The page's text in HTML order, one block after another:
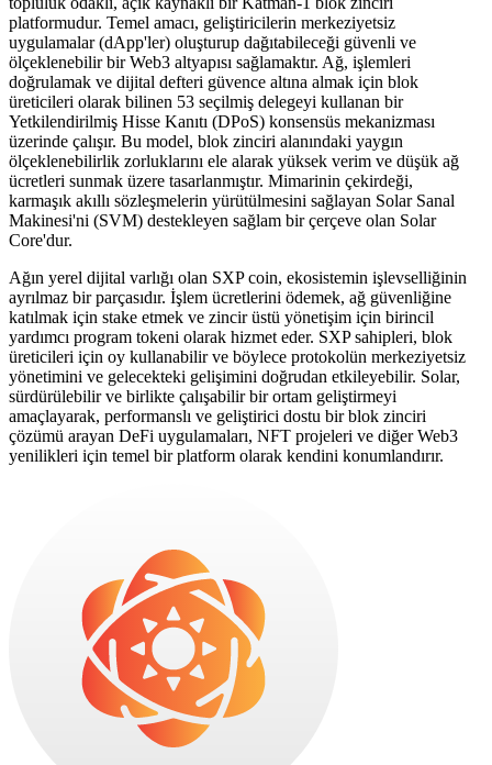
platformudur. Temel amacı, geliştiricilerin merkeziyetsiz
uygulamalar (dApp'ler) oluşturup dağıtabileceği güvenli ve
ölçeklenebilir bir Web3 altyapısı sağlamaktır. Ağ, işlemleri
doğrulamak ve dijital defteri güvence altına almak için blok
üreticileri olarak bilinen 53 seçilmiş delegeyi kullanan bir
Yetkilendirilmiş Hisse Kanıtı (DPoS) konsensüs mekanizması
üzerinde çalışır. Bu model, blok zinciri alanındaki yaygın
ölçeklenebilirlik zorluklarını ele alarak yüksek verim ve düşük ağ
ücretleri sunmak üzere tasarlanmıştır. Mimarinin çekirdeği,
karmaşık akıllı sözleşmelerin yürütülmesini sağlayan Solar Sanal
Makinesi'ni (SVM) destekleyen sağlam bir çerçeve olan Solar
Core'dur.
Ağın yerel dijital varlığı olan SXP coin, ekosistemin işlevselliğinin
ayrılmaz bir parçasıdır. İşlem ücretlerini ödemek, ağ güvenliğine
katılmak için stake etmek ve zincir üstü yönetişim için birincil
yardımcı program tokeni olarak hizmet eder. SXP sahipleri, blok
üreticileri için oy kullanabilir ve böylece protokolün merkeziyetsiz
yönetimini ve gelecekteki gelişimini doğrudan etkileyebilir. Solar,
sürdürülebilir ve birlikte çalışabilir bir ortam geliştirmeyi
amaçlayarak, performanslı ve geliştirici dostu bir blok zinciri
çözümü arayan DeFi uygulamaları, NFT projeleri ve diğer Web3
yenilikleri için temel bir platform olarak kendini konumlandırır.